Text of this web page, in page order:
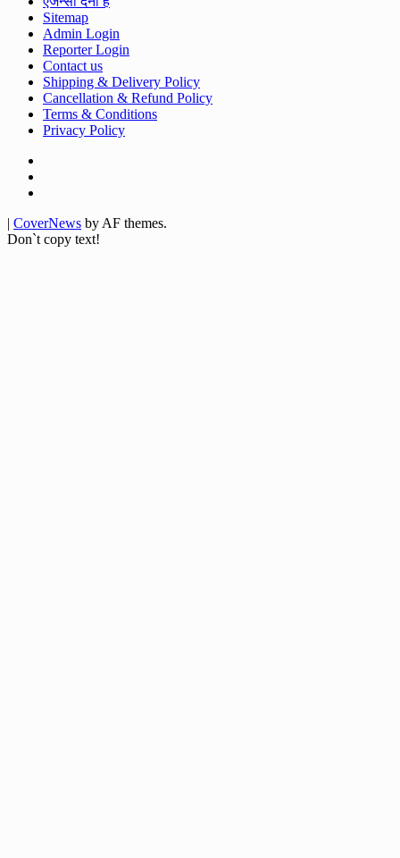
Sitemap
Admin Login
Reporter Login
Contact us
Shipping & Delivery Policy
Cancellation & Refund Policy
Terms & Conditions
Privacy Policy
| CoverNews by AF themes.
Don`t copy text!